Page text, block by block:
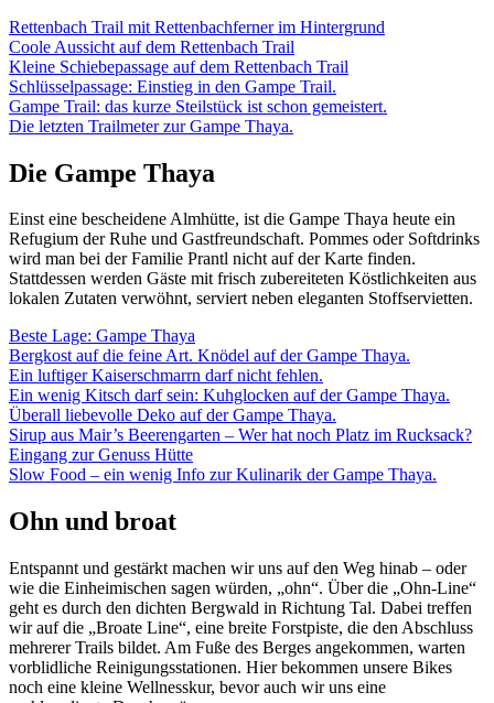
Rettenbach Trail mit Rettenbachferner im Hintergrund
Coole Aussicht auf dem Rettenbach Trail
Kleine Schiebepassage auf dem Rettenbach Trail
Schlüsselpassage: Einstieg in den Gampe Trail.
Gampe Trail: das kurze Steilstück ist schon gemeistert.
Die letzten Trailmeter zur Gampe Thaya.
Die Gampe Thaya
Einst eine bescheidene Almhütte, ist die Gampe Thaya heute ein
Refugium der Ruhe und Gastfreundschaft. Pommes oder Softdrinks
wird man bei der Familie Prantl nicht auf der Karte finden.
Stattdessen werden Gäste mit frisch zubereiteten Köstlichkeiten aus
lokalen Zutaten verwöhnt, serviert neben eleganten Stoffservietten.
Beste Lage: Gampe Thaya
Bergkost auf die feine Art. Knödel auf der Gampe Thaya.
Ein luftiger Kaiserschmarrn darf nicht fehlen.
Ein wenig Kitsch darf sein: Kuhglocken auf der Gampe Thaya.
Überall liebevolle Deko auf der Gampe Thaya.
Sirup aus Mair’s Beerengarten – Wer hat noch Platz im Rucksack?
Eingang zur Genuss Hütte
Slow Food – ein wenig Info zur Kulinarik der Gampe Thaya.
Ohn und broat
Entspannt und gestärkt machen wir uns auf den Weg hinab – oder
wie die Einheimischen sagen würden, „ohn“. Über die „Ohn-Line“
geht es durch den dichten Bergwald in Richtung Tal. Dabei treffen
wir auf die „Broate Line“, eine breite Forstpiste, die den Abschluss
mehrerer Trails bildet. Am Fuße des Berges angekommen, warten
vorblidliche Reinigungsstationen. Hier bekommen unsere Bikes
noch eine kleine Wellnesskur, bevor auch wir uns eine